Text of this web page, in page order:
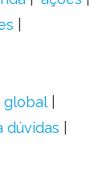
global
dúvidas